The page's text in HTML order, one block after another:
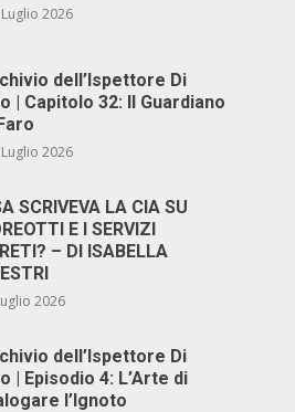
2026
dell’Ispettore Di
| Capitolo 32: Il Guardiano
2026
SCRIVEVA LA CIA SU
E I SERVIZI
– DI ISABELLA
2026
dell’Ispettore Di
| Episodio 4: L’Arte di
l’Ignoto